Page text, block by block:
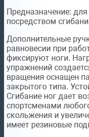
Предназначение: для
посредством
Дополнительные
равновесии при
фиксируют ноги.
упражнений
вращения оснащен
закрытого типа.
Сгибание ног дает
спортсменами
скольжения и
имеет резиновые